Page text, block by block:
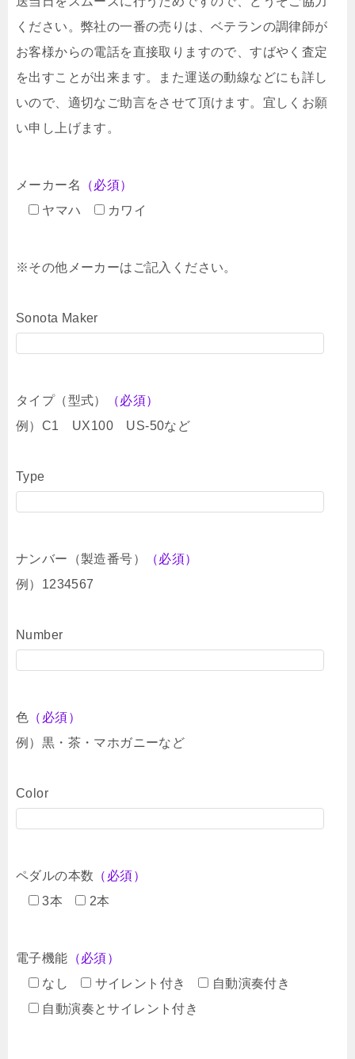
ください。弊社の一番の売りは、ベテランの調律師が
お客様からの電話を直接取りますので、すばやく査定
を出すことが出来ます。また運送の動線などにも詳し
いので、適切なご助言をさせて頂けます。宜しくお願
い申し上げます。
メーカー名
（必須）
ヤマハ
カワイ
※その他メーカーはご記入ください。
Sonota Maker
タイプ（型式）
（必須）
例）C1 UX100 US-50など
Type
ナンバー（製造番号）
（必須）
例）1234567
Number
色 （必須）
例）黒・茶・マホガニーなど
Color
ペダルの本数 （必須）
3本
2本
電子機能 （必須）
なし
サイレント付き
自動演奏付き
自動演奏とサイレント付き